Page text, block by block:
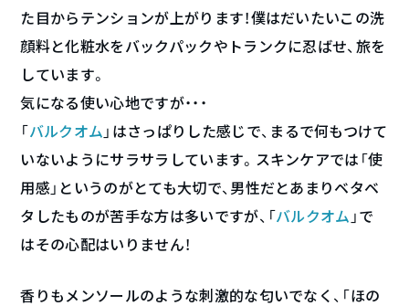
た目からテンションが上がります！僕はだいたいこの洗
顔料と化粧水をバックパックやトランクに忍ばせ、旅を
しています。
気になる使い心地ですが・・・
「バルクオム 」はさっぱりした感じで、まるで何もつけて
いないようにサラサラしています。スキンケアでは「使
用感」というのがとても大切で、男性だとあまりベタベ
タしたものが苦手な方は多いですが、「バルクオム 」で
はその心配はいりません！
香りもメンソールのような刺激的な匂いでなく、「ほの